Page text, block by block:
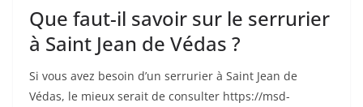
Que faut-il savoir sur le serrurier
à Saint Jean de Védas ?
Si vous avez besoin d’un serrurier à Saint Jean de
Védas, le mieux serait de consulter https://msd-